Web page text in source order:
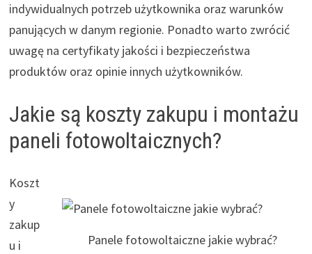
indywidualnych potrzeb użytkownika oraz warunków
panujących w danym regionie. Ponadto warto zwrócić
uwagę na certyfikaty jakości i bezpieczeństwa
produktów oraz opinie innych użytkowników.
Jakie są koszty zakupu i montażu
paneli fotowoltaicznych?
Panele fotowoltaiczne jakie wybrać?
Koszt
y
zakup
u i